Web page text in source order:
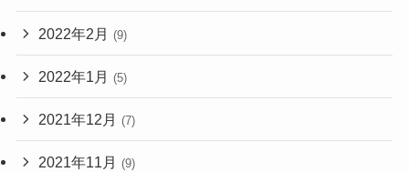
2022年2月 (9)
2022年1月 (5)
2021年12月 (7)
2021年11月 (9)